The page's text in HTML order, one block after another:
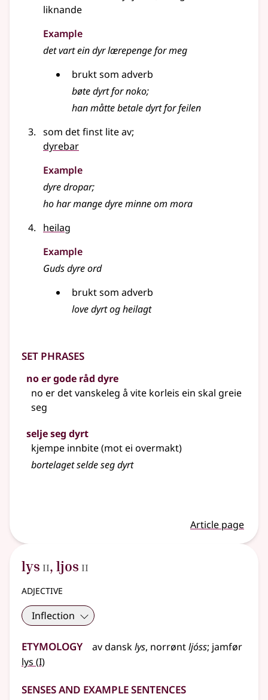
liknande
Example
det vart ein dyr lærepenge for meg
brukt som adverb
bøte dyrt for noko;
han måtte betale dyrt for feilen
som det finst lite av;
dyrebar
Example
dyre dropar;
ho har mange dyre minne om mora
heilag
Example
Guds dyre ord
brukt som adverb
love dyrt og heilagt
Set phrases
no er gode råd dyre
no er det vanskeleg å vite korleis ein skal greie
seg
selje seg dyrt
kjempe innbite (mot ei overmakt)
bortelaget selde seg dyrt
Article page
lys 2
II, ljos 2
II
adjective
Inflection
Etymology av dansklys, norrøntljóss; jamfør
lys (1
I)
Senses and Example Sentences